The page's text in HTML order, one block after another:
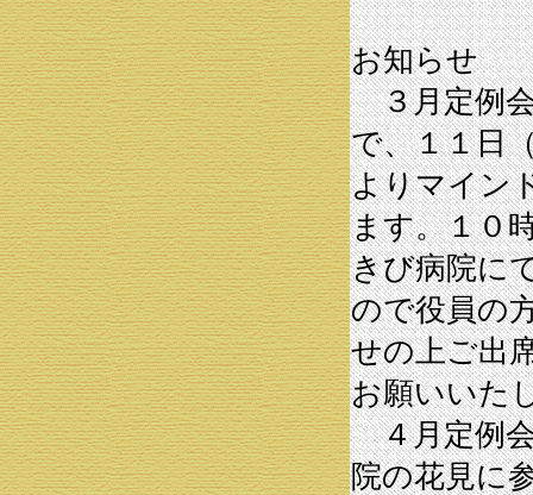
お知らせ
３月定例会
で、１１日
よりマイン
ます。１０
きび病院に
ので役員の
せの上ご出
お願いいた
４月定例会
院の花見に